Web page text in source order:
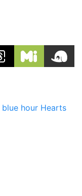
blue hour Hearts